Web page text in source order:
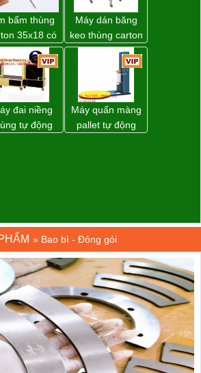
bấm thùng
35x18 có
giá rẻ toàn
quốc
Máy dán băng
keo thùng carton
WP-5050RL
chính hãng
đai niềng
tự động
Máy quấn màng
pallet tự động
» Bao bì - Đóng gói